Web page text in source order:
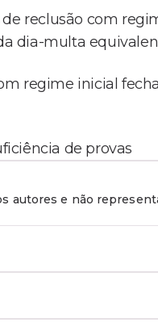
de reclusão com
dia-multa
regime inicial
de provas
autores e não